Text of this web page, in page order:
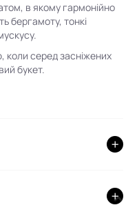
в якому гармонійно
бергамоту, тонкі
серед засніжених
букет.